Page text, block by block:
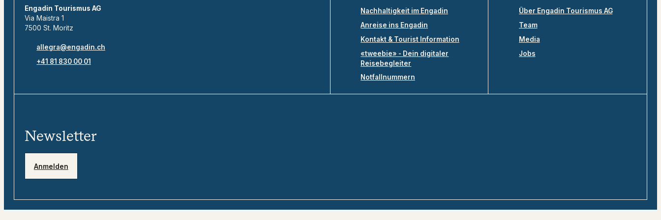
Engadin Tourismus AG
Via Maistra 1
7500 St. Moritz
allegra@engadin.ch
+41 81 830 00 01
Nachhaltigkeit im Engadin
Anreise ins Engadin
Kontakt & Tourist Information
«tweebie» - Dein digitaler
Reisebegleiter
Notfallnummern
Über Engadin Tourismus AG
Team
Media
Jobs
Newsletter
Anmelden